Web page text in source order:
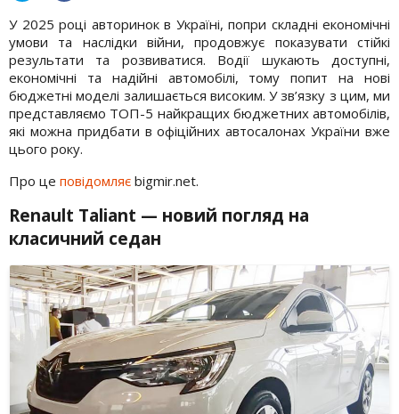
У 2025 році авторинок в Україні, попри складні економічні
умови та наслідки війни, продовжує показувати стійкі
результати та розвиватися. Водії шукають доступні,
економічні та надійні автомобілі, тому попит на нові
бюджетні моделі залишається високим. У зв’язку з цим, ми
представляємо ТОП-5 найкращих бюджетних автомобілів,
які можна придбати в офіційних автосалонах України вже
цього року.
Про це повідомляє bigmir.net.
Renault Taliant — новий погляд на
класичний седан